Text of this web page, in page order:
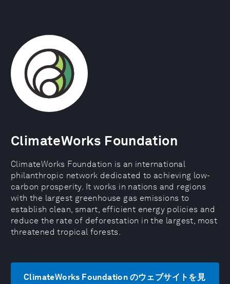
ClimateWorks Foundation
ClimateWorks Foundation is an international
philanthropic network dedicated to achieving low-
carbon prosperity. It works in nations and regions
with the largest greenhouse gas emissions to
establish clean, smart, efficient energy policies and
reduce the rate of deforestation in the largest, most
threatened tropical forests.
ClimateWorks Foundation のウェブサイトを見